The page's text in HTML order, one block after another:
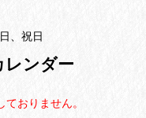
、祝日
レンダー
おりません。